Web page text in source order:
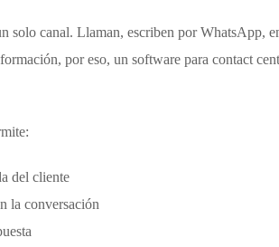
solo canal. Llaman, escriben por WhatsApp,
por eso, un software para contact
del cliente
la conversación